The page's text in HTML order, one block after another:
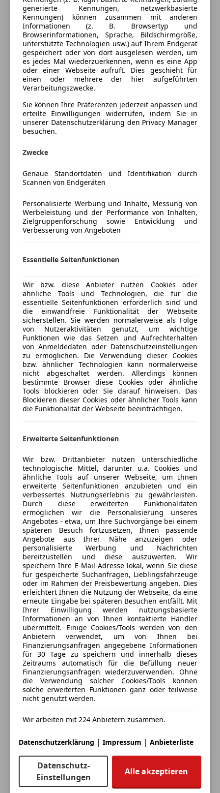
Elektrische Fensterheber
Elektrische Seitenspiegel
Getönte Scheiben
Klimaautomatik
Lederausstattung
Lederlenkrad
Lichtsensor
Multifunktionslenkrad
Regensensor
Sitzheizung
Start/Stop-Automatik
Bordcomputer
Freisprecheinrichtung
MP3
Radio
Sicherheit
Airbag hinten
Beifahrerairbag
ESP
Fahrerairbag
Isofix
Kopfairbag
Nebelscheinwerfer
Notbremsassistent
Reifendruckkontrollsystem
Seitenairbag
Servolenkung
Wegfahrsperre
Zentralverriegelung mit Funkfernbedienung
Extras
Alufelgen
Dachreling
Sommerreifen
Sportsitze
Winterreifen
Farbe laut Hersteller
SPARKLING BRONZE
METALLIC
Lackierung
Metallic
Farbe der
Innenausstattung
Beige
Innenausstattung
Fahrzeugbeschreibung
18d xDrive Österreich-Paket
*Pickerl bis 01/2027*
*Neu Vorgeführt*
*Servicegepflegt*
*8 Fach bereift*
Serienausstattung:
- Allrad
- Armlehne
- Beifahrerairbag
- Berganfahrassistent
- CD
- Einparkhilfe Sensoren
- Elektr. Seitenspiegel
- Elektr. Fensterheber
- ESP
- Fahrerairbag
- Freisprecheinrichtung
- Isofix
- Klimaautomatik
- MP3
- Panoramadach
- Radio
- Regensensor
- Reifendruckkontrollsystem
- Seitenairbag
- Servolenkung
- Sitzheizung
- Sommerreifen
- Start/Stop Automatik
- Wegfahrsperre
- Winterreifen
- Zentralverriegelung mit Funkfernbedienung
* attraktive Finanzierungsmöglichkeiten mit oder
ohne Anzahlung
* Inzahlungnahme Tausch ihres Gebrauchten
möglich
* österreichweite Zustellung gegen Aufzahlung
möglich
* Tippfehler & Irrtümer vorbehalten!
St. Peterstraße 7
Tel: 0676 533 2009
Mehr anzeigen
Preisbewertung
Mehr anzeigen
Versicherung
Kfz-Versicherung
Versicherungsschutz an Ihre Bedürfnisse
anpassen
Auto einfach online versichern & Rabatt holen
Jetzt berechnen
Verkäufer Händler
MAT Autohandel
Sternebewertung 4.5 von 5
4,5Sterne
(66% Weiterempfehlungen)
Anbieter auf AutoScout24 seit 2024
St. Peter Straße 7,
6700 Bludenz, AT
Kontakt
Taner Atsiz
Alle Fahrzeuge des Anbieters
Anbieter kontaktieren
Deine Nachricht
generierte Kennungen, netzwerkbasierte
Kennungen) können zusammen mit anderen
Informationen (z. B. Browsertyp und
Browserinformationen, Sprache, Bildschirmgröße,
unterstützte Technologien usw.) auf Ihrem Endgerät
gespeichert oder von dort ausgelesen werden, um
es jedes Mal wiederzuerkennen, wenn es eine App
oder einer Webseite aufruft. Dies geschieht für
einen oder mehrere der hier aufgeführten
Verarbeitungszwecke.
Sie können Ihre Präferenzen jederzeit anpassen und
erteilte Einwilligungen widerrufen, indem Sie in
unserer Datenschutzerklärung den Privacy Manager
besuchen.
Zwecke
Genaue Standortdaten und Identifikation durch
Scannen von Endgeräten
Personalisierte Werbung und Inhalte, Messung von
Werbeleistung und der Performance von Inhalten,
Zielgruppenforschung sowie Entwicklung und
Verbesserung von Angeboten
Essentielle Seitenfunktionen
Wir bzw. diese Anbieter nutzen Cookies oder
ähnliche Tools und Technologien, die für die
essentielle Seitenfunktionen erforderlich sind und
die einwandfreie Funktionalität der Webseite
sicherstellen. Sie werden normalerweise als Folge
von Nutzeraktivitäten genutzt, um wichtige
Funktionen wie das Setzen und Aufrechterhalten
von Anmeldedaten oder Datenschutzeinstellungen
zu ermöglichen. Die Verwendung dieser Cookies
bzw. ähnlicher Technologien kann normalerweise
nicht abgeschaltet werden. Allerdings können
bestimmte Browser diese Cookies oder ähnliche
Tools blockieren oder Sie darauf hinweisen. Das
Blockieren dieser Cookies oder ähnlicher Tools kann
die Funktionalität der Webseite beeinträchtigen.
Erweiterte Seitenfunktionen
Wir bzw. Drittanbieter nutzen unterschiedliche
technologische Mittel, darunter u.a. Cookies und
ähnliche Tools auf unserer Webseite, um Ihnen
erweiterte Seitenfunktionen anzubieten und ein
verbessertes Nutzungserlebnis zu gewährleisten.
Durch diese erweiterten Funktionalitäten
ermöglichen wir die Personalisierung unseres
Angebotes - etwa, um Ihre Suchvorgänge bei einem
späteren Besuch fortzusetzen, Ihnen passende
Angebote aus Ihrer Nähe anzuzeigen oder
personalisierte Werbung und Nachrichten
bereitzustellen und diese auszuwerten. Wir
speichern Ihre E-Mail-Adresse lokal, wenn Sie diese
für gespeicherte Suchanfragen, Lieblingsfahrzeuge
oder im Rahmen der Preisbewertung angeben. Dies
erleichtert Ihnen die Nutzung der Webseite, da eine
erneute Eingabe bei späteren Besuchen entfällt. Mit
Ihrer Einwilligung werden nutzungsbasierte
Informationen an von Ihnen kontaktierte Händler
übermittelt. Einige Cookies/Tools werden von den
Anbietern verwendet, um von Ihnen bei
Finanzierungsanfragen angegebene Informationen
für 30 Tage zu speichern und innerhalb dieses
Zeitraums automatisch für die Befüllung neuer
Finanzierungsanfragen wiederzuverwenden. Ohne
die Verwendung solcher Cookies/Tools können
solche erweiterten Funktionen ganz oder teilweise
nicht genutzt werden.
Wir arbeiten mit 224 Anbietern zusammen.
Datenschutzerklärung | Impressum | Anbieterliste
Datenschutz-
Einstellungen
Alle akzeptieren